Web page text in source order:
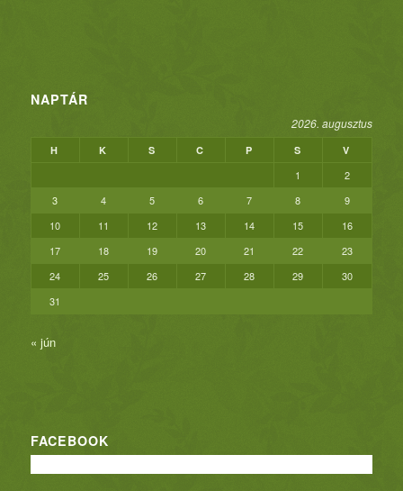
NAPTÁR
2026. augusztus
H K S C P S V
1
2
3
4 5 6 7 8
9
10
11 12 13 14 15
16
17
18 19 20 21 22
23
24
25 26 27 28 29
30
31
« jún
FACEBOOK